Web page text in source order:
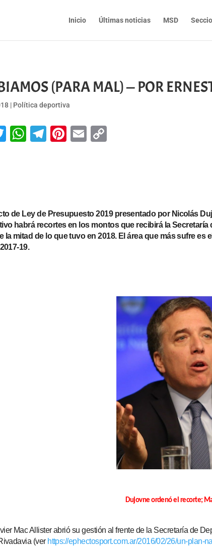
Inicio Últimas noticias MSD
(PARA MAL) — POR
| Política deportiva
Twitter
WhatsApp
Telegram
Pinterest
Email
de Ley de Presupuesto 2019 presentado por Nicolás
habrá recortes en los montos que recibirá la
la mitad de lo que tuvo en 2018. El área que más sufre
19.
Dujovne ordenó el recorte;
Mac Allister abrió su gestión al frente de la Secretaría de
(ver https://ephectosport.com.ar/2016/02/26/un-plan-